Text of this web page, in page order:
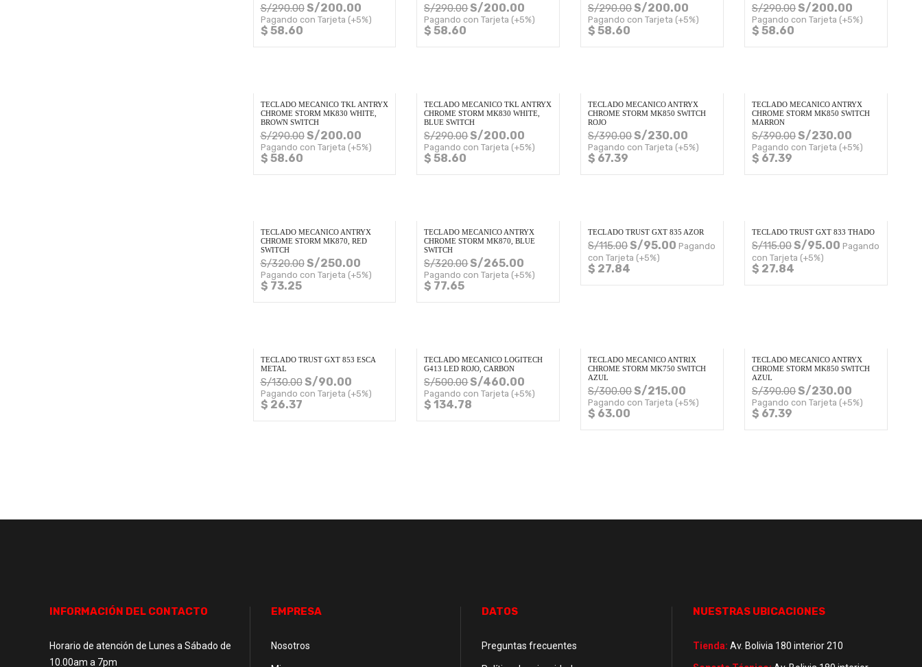
S/290.00S/200.00
Pagando con Tarjeta (+5%)
$ 58.60
S/290.00S/200.00
Pagando con Tarjeta (+5%)
$ 58.60
S/290.00S/200.00
Pagando con Tarjeta (+5%)
$ 58.60
S/290.00S/200.00
Pagando con Tarjeta (+5%)
$ 58.60
TECLADO MECANICO TKL ANTRYX
CHROME STORM MK830 WHITE,
BROWN SWITCH
S/290.00S/200.00
Pagando con Tarjeta (+5%)
$ 58.60
TECLADO MECANICO TKL ANTRYX
CHROME STORM MK830 WHITE,
BLUE SWITCH
S/290.00S/200.00
Pagando con Tarjeta (+5%)
$ 58.60
TECLADO MECANICO ANTRYX
CHROME STORM MK850 SWITCH
ROJO
S/390.00S/230.00
Pagando con Tarjeta (+5%)
$ 67.39
TECLADO MECANICO ANTRYX
CHROME STORM MK850 SWITCH
MARRON
S/390.00S/230.00
Pagando con Tarjeta (+5%)
$ 67.39
TECLADO MECANICO ANTRYX
CHROME STORM MK870, RED
SWITCH
S/320.00S/250.00
Pagando con Tarjeta (+5%)
$ 73.25
TECLADO MECANICO ANTRYX
CHROME STORM MK870, BLUE
SWITCH
S/320.00S/265.00
Pagando con Tarjeta (+5%)
$ 77.65
TECLADO TRUST GXT 835 AZOR
S/115.00S/95.00 Pagando
con Tarjeta (+5%)
$ 27.84
TECLADO TRUST GXT 833 THADO
S/115.00S/95.00 Pagando
con Tarjeta (+5%)
$ 27.84
TECLADO TRUST GXT 853 ESCA
METAL
S/130.00S/90.00
Pagando con Tarjeta (+5%)
$ 26.37
TECLADO MECANICO LOGITECH
G413 LED ROJO, CARBON
S/500.00S/460.00
Pagando con Tarjeta (+5%)
$ 134.78
TECLADO MECANICO ANTRIX
CHROME STORM MK750 SWITCH
AZUL
S/300.00S/215.00
Pagando con Tarjeta (+5%)
$ 63.00
TECLADO MECANICO ANTRYX
CHROME STORM MK850 SWITCH
AZUL
S/390.00S/230.00
Pagando con Tarjeta (+5%)
$ 67.39
INFORMACIÓN DEL CONTACTO
Horario de atención de Lunes a Sábado de
10.00am a 7pm
EMPRESA
Nosotros
DATOS
Preguntas frecuentes
NUESTRAS UBICACIONES
Tienda: Av. Bolivia 180 interior 210